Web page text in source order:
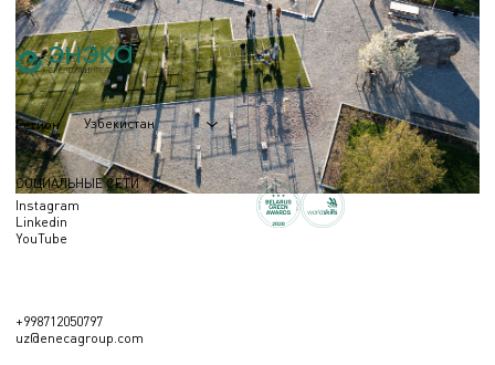
Регион Узбекистан
СОЦИАЛЬНЫЕ СЕТИ
Instagram
Linkedin
YouTube
+998712050797
uz@enecagroup.com